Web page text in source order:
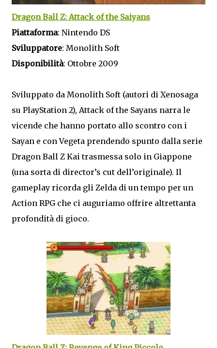
Dragon Ball Z: Attack of the Saiyans
Piattaforma: Nintendo DS
Sviluppatore: Monolith Soft
Disponibilità: Ottobre 2009
Sviluppato da Monolith Soft (autori di Xenosaga
su PlayStation 2), Attack of the Sayans narra le
vicende che hanno portato allo scontro con i
Sayan e con Vegeta prendendo spunto dalla serie
Dragon Ball Z Kai trasmessa solo in Giappone
(una sorta di director’s cut dell’originale). Il
gameplay ricorda gli Zelda di un tempo per un
Action RPG che ci auguriamo offrire altrettanta
profondità di gioco.